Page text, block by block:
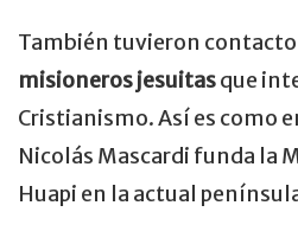
También tuvieron
misioneros jesuitasque
Cristianismo. Así es como
Nicolás Mascardi funda la
Huapi en la actual